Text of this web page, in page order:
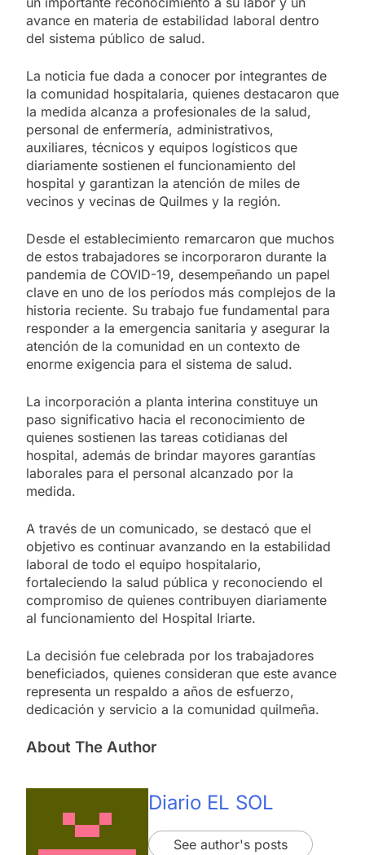
avance en materia de estabilidad laboral dentro
del sistema público de salud.
La noticia fue dada a conocer por integrantes de
la comunidad hospitalaria, quienes destacaron que
la medida alcanza a profesionales de la salud,
personal de enfermería, administrativos,
auxiliares, técnicos y equipos logísticos que
diariamente sostienen el funcionamiento del
hospital y garantizan la atención de miles de
vecinos y vecinas de Quilmes y la región.
Desde el establecimiento remarcaron que muchos
de estos trabajadores se incorporaron durante la
pandemia de COVID-19, desempeñando un papel
clave en uno de los períodos más complejos de la
historia reciente. Su trabajo fue fundamental para
responder a la emergencia sanitaria y asegurar la
atención de la comunidad en un contexto de
enorme exigencia para el sistema de salud.
La incorporación a planta interina constituye un
paso significativo hacia el reconocimiento de
quienes sostienen las tareas cotidianas del
hospital, además de brindar mayores garantías
laborales para el personal alcanzado por la
medida.
A través de un comunicado, se destacó que el
objetivo es continuar avanzando en la estabilidad
laboral de todo el equipo hospitalario,
fortaleciendo la salud pública y reconociendo el
compromiso de quienes contribuyen diariamente
al funcionamiento del Hospital Iriarte.
La decisión fue celebrada por los trabajadores
beneficiados, quienes consideran que este avance
representa un respaldo a años de esfuerzo,
dedicación y servicio a la comunidad quilmeña.
About The Author
Diario EL SOL
See author's posts